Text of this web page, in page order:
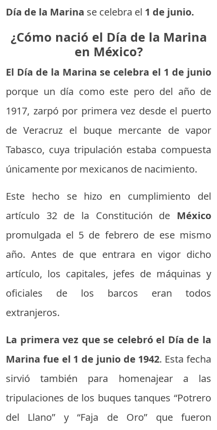
Día de la Marina se celebra el 1 de junio.
¿Cómo nació el Día de la Marina
en México?
El Día de la Marina se celebra el 1 de junio
porque un día como este pero del año de
1917, zarpó por primera vez desde el puerto
de Veracruz el buque mercante de vapor
Tabasco, cuya tripulación estaba compuesta
únicamente por mexicanos de nacimiento.
Este hecho se hizo en cumplimiento del
artículo 32 de la Constitución de México
promulgada el 5 de febrero de ese mismo
año. Antes de que entrara en vigor dicho
artículo, los capitales, jefes de máquinas y
oficiales de los barcos eran todos
extranjeros.
La primera vez que se celebró el Día de la
Marina fue el 1 de junio de 1942. Esta fecha
sirvió también para homenajear a las
tripulaciones de los buques tanques “Potrero
del Llano” y “Faja de Oro” que fueron